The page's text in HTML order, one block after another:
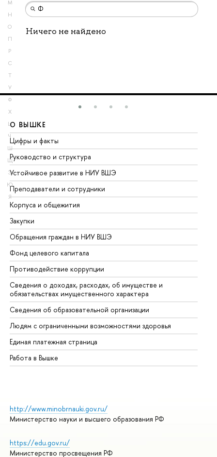
М
Н
О
П
Р
С
Т
У
Ф
Х
Ц
Ч
Ш
Щ
Э
Ю
Я
Ничего не найдено
О ВЫШКЕ
Цифры и факты
Руководство и структура
Устойчивое развитие в НИУ ВШЭ
Преподаватели и сотрудники
Корпуса и общежития
Закупки
Обращения граждан в НИУ ВШЭ
Фонд целевого капитала
Противодействие коррупции
Сведения о доходах, расходах, об имуществе и
обязательствах имущественного характера
Сведения об образовательной организации
Людям с ограниченными возможностями здоровья
Единая платежная страница
Работа в Вышке
http://www.minobrnauki.gov.ru/
Министерство науки и высшего образования РФ
https://edu.gov.ru/
Министерство просвещения РФ